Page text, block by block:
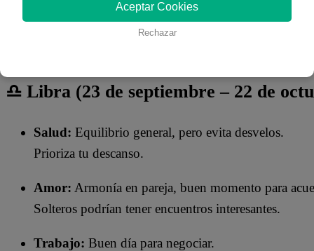
♎ Libra (23 de septiembre – 22 de
Salud: Equilibrio general, pero evita desvelos.
Prioriza tu descanso.
Amor: Armonía en pareja, buen momento para
Solteros podrían tener encuentros interesantes.
Trabajo: Buen día para negociar.
Aceptar Cookies
Rechazar